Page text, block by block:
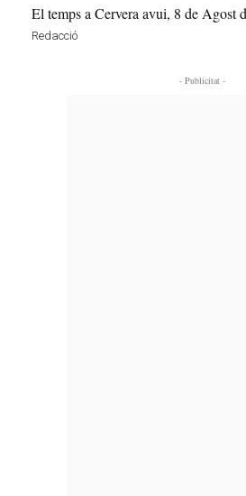
El temps a Cervera avui, 8 de Agost
Redacció
- Publicitat -